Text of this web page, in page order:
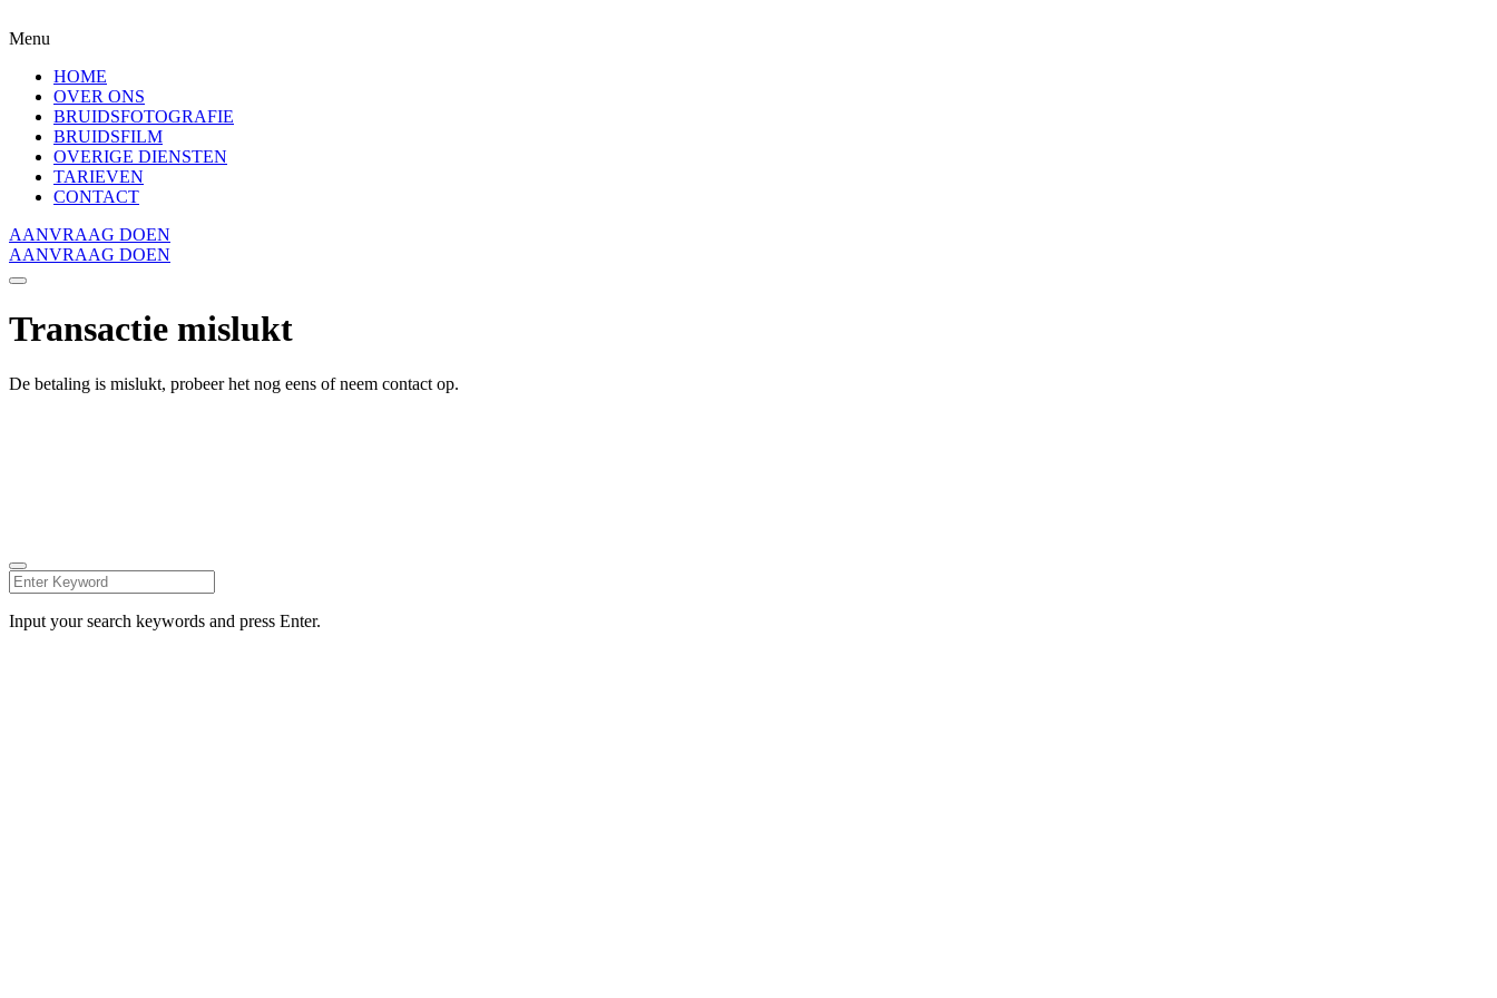
Menu
HOME
OVER ONS
BRUIDSFOTOGRAFIE
BRUIDSFILM
OVERIGE DIENSTEN
TARIEVEN
CONTACT
AANVRAAG DOEN
AANVRAAG DOEN
Transactie mislukt
De betaling is mislukt, probeer het nog eens of neem contact op.
Input your search keywords and press Enter.